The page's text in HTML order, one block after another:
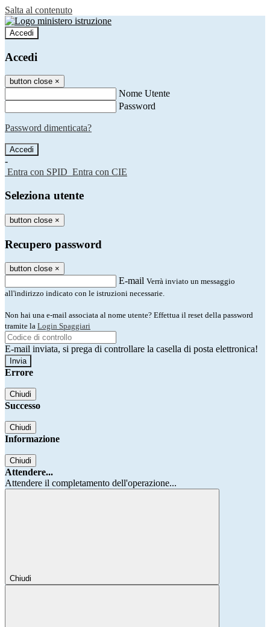
Salta al contenuto
Accedi
Accedi
button close ×
Nome Utente
Password
Password dimenticata?
-
Entra con SPID Entra con CIE
Seleziona utente
button close ×
Recupero password
button close ×
E-mail Verrà inviato un messaggio
all'indirizzo indicato con le istruzioni necessarie.
Non hai una e-mail associata al nome utente? Effettua il reset della password
tramite la Login Spaggiari
E-mail inviata, si prega di controllare la casella di posta elettronica!
Errore
Chiudi
Successo
Chiudi
Informazione
Chiudi
Attendere...
Attendere il completamento dell'operazione...
Chiudi